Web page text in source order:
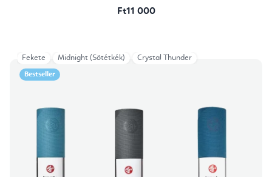
Ft11 000
Bestseller
Fekete Midnight (Sötétkék) Crystal Thunder